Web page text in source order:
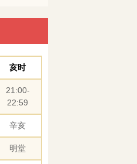
亥时
21:00-
22:59
辛亥
明堂